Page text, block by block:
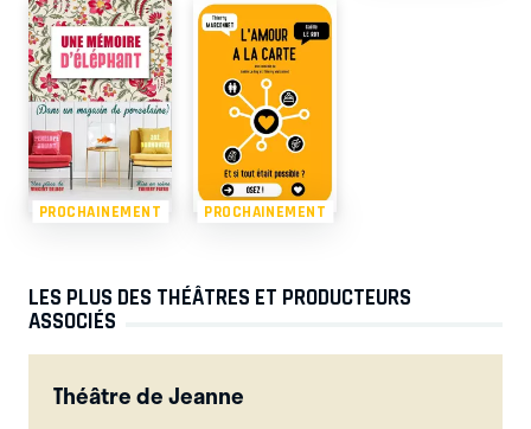
PROCHAINEMENT PROCHAINEMENT
LES PLUS DES THÉÂTRES ET PRODUCTEURS
ASSOCIÉS
Théâtre de Jeanne